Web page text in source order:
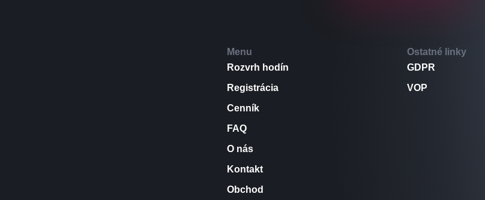
Menu
Rozvrh hodín
Registrácia
Cenník
FAQ
O nás
Kontakt
Obchod
Ostatné linky
GDPR
VOP